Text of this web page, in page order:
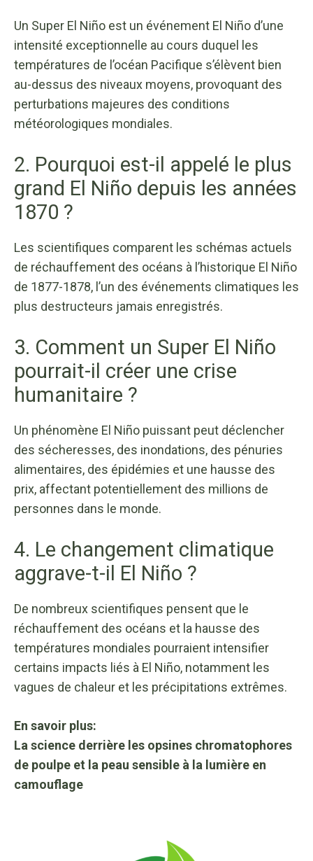
Un Super El Niño est un événement El Niño d’une
intensité exceptionnelle au cours duquel les
températures de l’océan Pacifique s’élèvent bien
au-dessus des niveaux moyens, provoquant des
perturbations majeures des conditions
météorologiques mondiales.
2. Pourquoi est-il appelé le plus
grand El Niño depuis les années
1870 ?
Les scientifiques comparent les schémas actuels
de réchauffement des océans à l’historique El Niño
de 1877-1878, l’un des événements climatiques les
plus destructeurs jamais enregistrés.
3. Comment un Super El Niño
pourrait-il créer une crise
humanitaire ?
Un phénomène El Niño puissant peut déclencher
des sécheresses, des inondations, des pénuries
alimentaires, des épidémies et une hausse des
prix, affectant potentiellement des millions de
personnes dans le monde.
4. Le changement climatique
aggrave-t-il El Niño ?
De nombreux scientifiques pensent que le
réchauffement des océans et la hausse des
températures mondiales pourraient intensifier
certains impacts liés à El Niño, notamment les
vagues de chaleur et les précipitations extrêmes.
En savoir plus:
La science derrière les opsines chromatophores
de poulpe et la peau sensible à la lumière en
camouflage